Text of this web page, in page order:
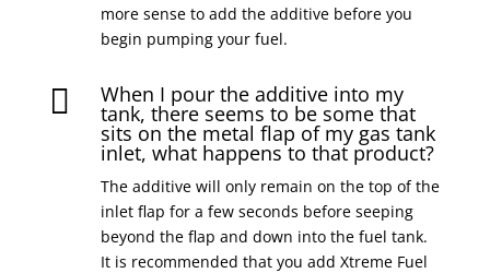
more sense to add the additive before you
begin pumping your fuel.
 When I pour the additive into my
tank, there seems to be some that
sits on the metal flap of my gas tank
inlet, what happens to that product?
The additive will only remain on the top of the
inlet flap for a few seconds before seeping
beyond the flap and down into the fuel tank.
It is recommended that you add Xtreme Fuel